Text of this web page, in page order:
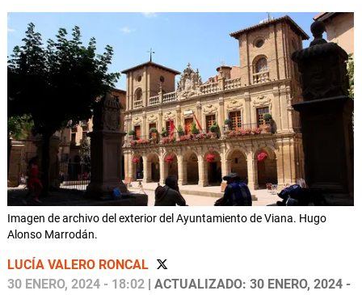
Imagen de archivo del exterior del Ayuntamiento de Viana. Hugo
Alonso Marrodán.
LUCÍA VALERO RONCAL
30 ENERO, 2024 - 18:02 | ACTUALIZADO: 30 ENERO, 2024 -